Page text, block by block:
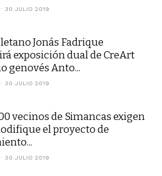
30 JULIO 2019
Jonás Fadrique
exposición dual de CreArt
genovés Anto...
30 JULIO 2019
vecinos de Simancas exigen
el proyecto de
30 JULIO 2019